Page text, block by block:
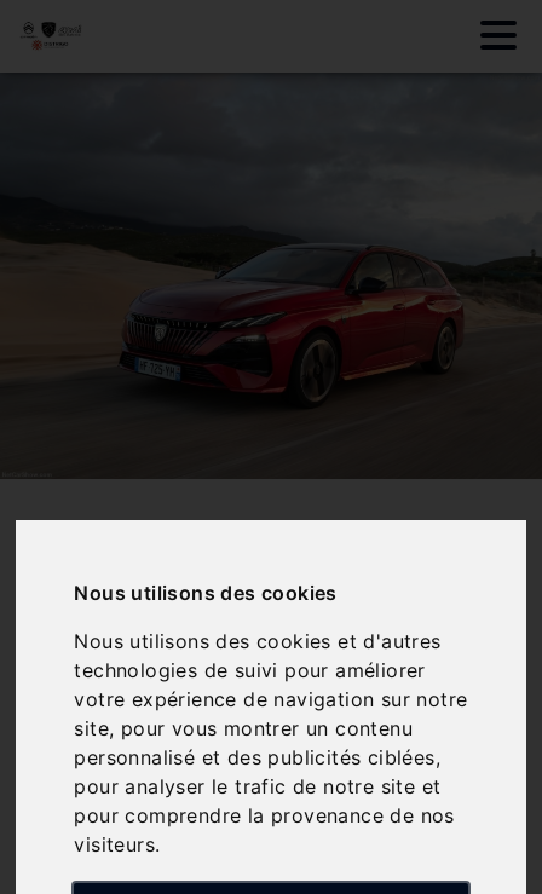
Nous utilisons des cookies
Nous utilisons des cookies et d'autres
technologies de suivi pour améliorer
votre expérience de navigation sur notre
site, pour vous montrer un contenu
personnalisé et des publicités ciblées,
pour analyser le trafic de notre site et
pour comprendre la provenance de nos
visiteurs.
308 SW
03/12/2025
Peugeot 308 SW
Depuis plusieurs décennies, Peugeot est un
acteur majeur du marché européen des